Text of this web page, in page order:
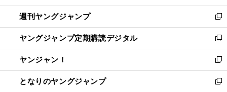
開
く
ウ
で
開
く
ン
ド
ウ
で
開
く
ウ
ィ
ン
ド
ウ
で
開
く
週刊ヤングジャンプ
新
し
い
ウ
ィ
ン
ド
ヤングジャンプ定期購読デジタル
新
し
い
ウ
ィ
ヤンジャン！
新
し
い
となりのヤングジャンプ
新